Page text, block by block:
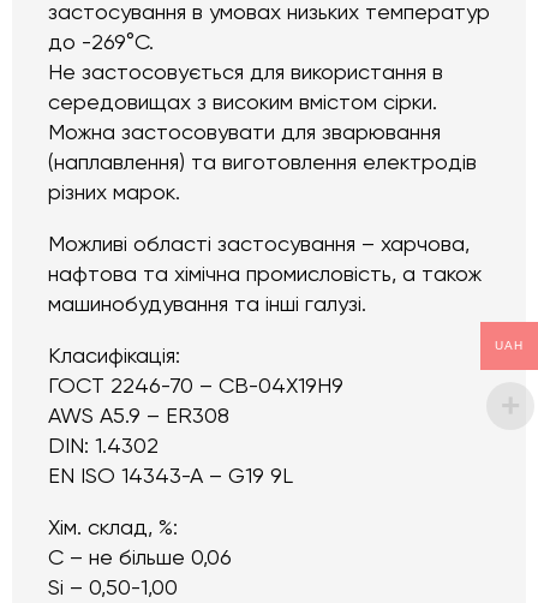
застосування в умовах низьких температур
до -269°C.
Не застосовується для використання в
середовищах з високим вмістом сірки.
Можна застосовувати для зварювання
(наплавлення) та виготовлення електродів
різних марок.
Можливі області застосування – харчова,
нафтова та хімічна промисловість, а також
машинобудування та інші галузі.
Класифікація:
ГОСТ 2246-70 – СВ-04Х19Н9
AWS A5.9 – ER308
DIN: 1.4302
EN ISO 14343-A – G19 9L
Хім. склад, %:
C – не більше 0,06
Si – 0,50-1,00
UAH